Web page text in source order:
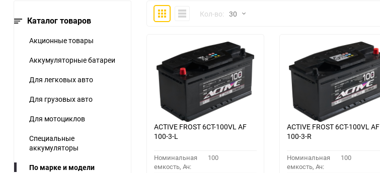
Каталог товаров
Акционные товары
Аккумуляторные батареи
Для легковых авто
Для грузовых авто
Для мотоциклов
Специальные
аккумуляторы
По марке и модели
ПлиткаКомпактноКол-во: 30
30
60
90
150
ACTIVE FROST 6СТ-100VL АF
100-3-L
Номинальная
емкость, Ач:
100
ACTIVE FROST 6СТ-100VL АF
100-3-R
Номинальная
емкость, Ач:
100